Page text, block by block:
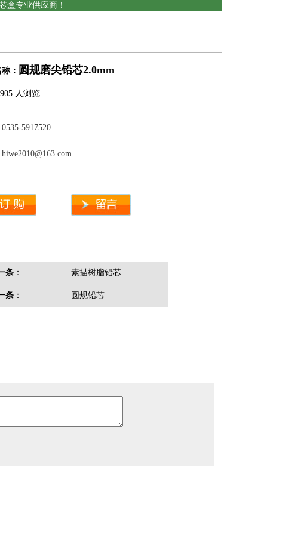
盒专业供应商！
： 圆规磨尖铅芯2.0mm
人浏览
0535-5917520
hiwe2010@163.com
条 ： 素描树脂铅芯
条 ： 圆规铅芯